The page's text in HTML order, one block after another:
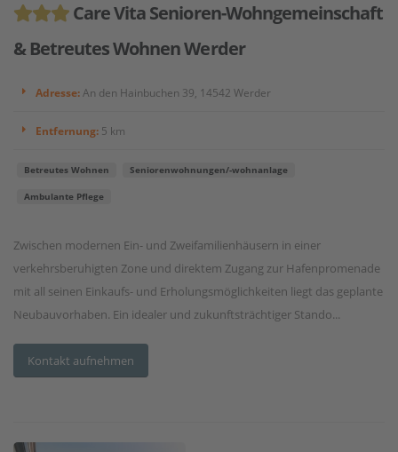
Care Vita Senioren-Wohngemeinschaft
& Betreutes Wohnen Werder
Adresse:An den Hainbuchen 39, 14542 Werder
Entfernung: 5 km
Betreutes Wohnen Seniorenwohnungen/-wohnanlage
Ambulante Pflege
Zwischen modernen Ein- und Zweifamilienhäusern in einer
verkehrsberuhigten Zone und direktem Zugang zur Hafenpromenade
mit all seinen Einkaufs- und Erholungsmöglichkeiten liegt das geplante
Neubauvorhaben. Ein idealer und zukunftsträchtiger Stando...
Kontakt aufnehmen